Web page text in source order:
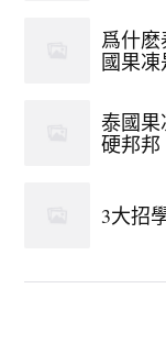
爲什
國果凍
泰國果
硬邦邦
3大招